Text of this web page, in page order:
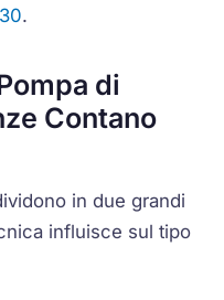
.
di
Contano
in due grandi
influisce sul tipo